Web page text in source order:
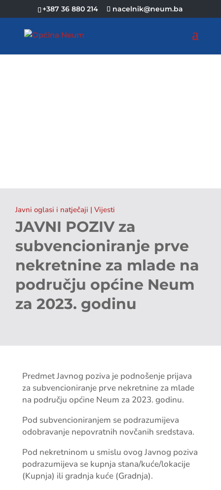
+387 36 880 214 nacelnik@neum.ba
Javni oglasi i natječaji |Vijesti
JAVNI POZIV za
subvencioniranje prve
nekretnine za mlade na
području općine Neum
za 2023. godinu
Predmet Javnog poziva je podnošenje prijava
za subvencioniranje prve nekretnine za mlade
na području općine Neum za 2023. godinu.
Pod subvencioniranjem se podrazumijeva
odobravanje nepovratnih novčanih sredstava.
Pod nekretninom u smislu ovog Javnog poziva
podrazumijeva se kupnja stana/kuće/lokacije
(Kupnja) ili gradnja kuće (Gradnja).